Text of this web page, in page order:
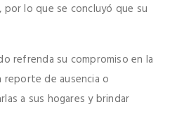
lo que se concluyó que su
refrenda su compromiso en la
de ausencia o
a sus hogares y brindar